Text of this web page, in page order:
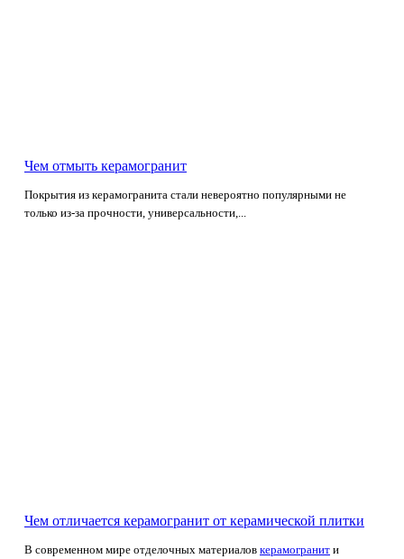
Чем отмыть керамогранит
Покрытия из керамогранита стали невероятно популярными не
только из-за прочности, универсальности,...
Чем отличается керамогранит от керамической плитки
В современном мире отделочных материалов керамогранит и